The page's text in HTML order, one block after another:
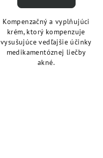
Kompenzačný a vyplňujúci
krém, ktorý kompenzuje
vysušujúce vedľajšie účinky
medikamentóznej liečby
akné.